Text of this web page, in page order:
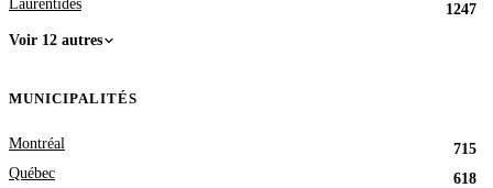
Laurentides
1247
Voir 12 autres
MUNICIPALITÉS
Montréal
715
Québec
618